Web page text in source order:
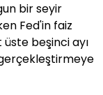
bir seyir
Fed'in faiz
beşinci ayı
gerçekleştirmeye